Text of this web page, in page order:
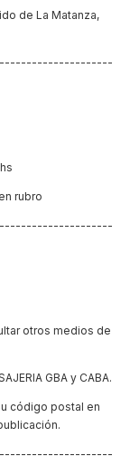
de La Matanza,
rubro
otros medios de
GBA y CABA.
código postal en